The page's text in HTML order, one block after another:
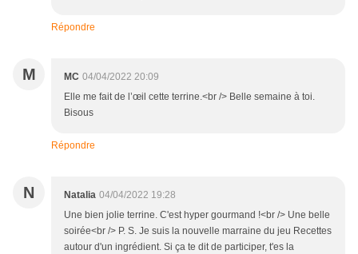
Répondre
M MC 04/04/2022 20:09
Elle me fait de l’œil cette terrine.<br /> Belle semaine à toi.
Bisous
Répondre
N Natalia 04/04/2022 19:28
Une bien jolie terrine. C'est hyper gourmand !<br /> Une belle
soirée<br /> P. S. Je suis la nouvelle marraine du jeu Recettes
autour d'un ingrédient. Si ça te dit de participer, t'es la